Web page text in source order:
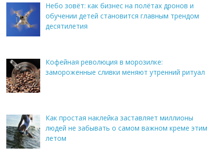
Небо зовёт: как бизнес на полётах дронов и
обучении детей становится главным трендом
десятилетия
Кофейная революция в морозилке:
замороженные сливки меняют утренний ритуал
Как простая наклейка заставляет миллионы
людей не забывать о самом важном креме этим
летом